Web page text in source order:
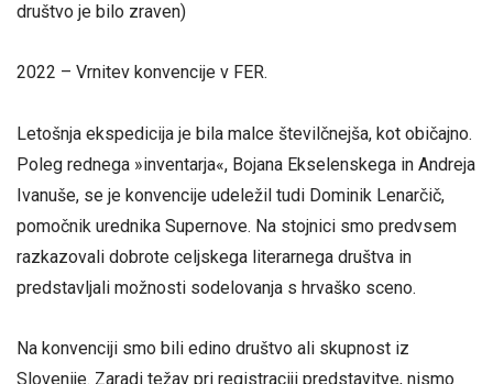
društvo je bilo zraven)
2022 – Vrnitev konvencije v FER.
Letošnja ekspedicija je bila malce številčnejša, kot običajno.
Poleg rednega »inventarja«, Bojana Ekselenskega in Andreja
Ivanuše, se je konvencije udeležil tudi Dominik Lenarčič,
pomočnik urednika Supernove. Na stojnici smo predvsem
razkazovali dobrote celjskega literarnega društva in
predstavljali možnosti sodelovanja s hrvaško sceno.
Na konvenciji smo bili edino društvo ali skupnost iz
Slovenije. Zaradi težav pri registraciji predstavitve, nismo